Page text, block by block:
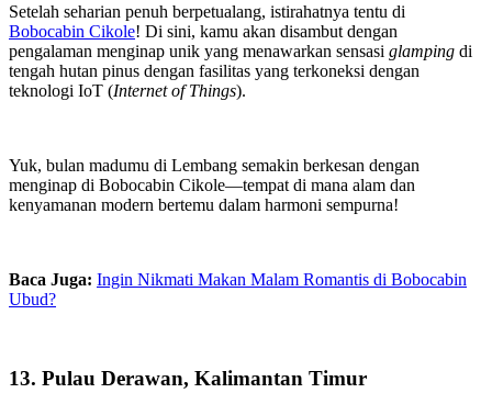
Setelah seharian penuh berpetualang, istirahatnya tentu di
Bobocabin Cikole! Di sini, kamu akan disambut dengan
pengalaman menginap unik yang menawarkan sensasi glamping di
tengah hutan pinus dengan fasilitas yang terkoneksi dengan
teknologi IoT (Internet of Things).
Yuk, bulan madumu di Lembang semakin berkesan dengan
menginap di Bobocabin Cikole—tempat di mana alam dan
kenyamanan modern bertemu dalam harmoni sempurna!
Baca Juga: Ingin Nikmati Makan Malam Romantis di Bobocabin
Ubud?
13. Pulau Derawan, Kalimantan Timur